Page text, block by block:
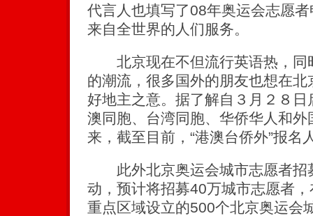
代言人也填写了08年奥运会志愿
来自全世界的人们服务。
北京现在不但流行英语热，同
的潮流，很多国外的朋友也想在
好地主之意。据了解自３月２８
澳同胞、台湾同胞、华侨华人和
来，截至目前，“港澳台侨外”报名
此外北京奥运会城市志愿者招
动，预计将招募40万城市志愿者
重点区域设立的500个北京奥运会